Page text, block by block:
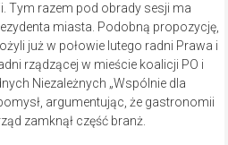
Tym razem pod obrady sesji ma
miasta. Podobną propozycję,
już w połowie lutego radni Prawa i
rządzącej w mieście koalicji PO i
Niezależnych „Wspólnie dla
argumentując, że gastronomii
zamknął część branż.